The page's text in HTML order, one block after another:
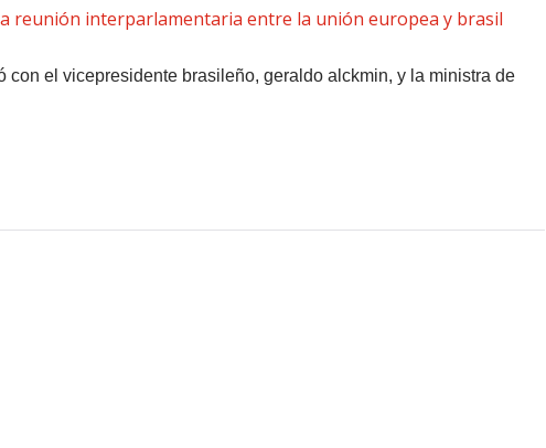
con el vicepresidente brasileño, geraldo alckmin, y la ministra de